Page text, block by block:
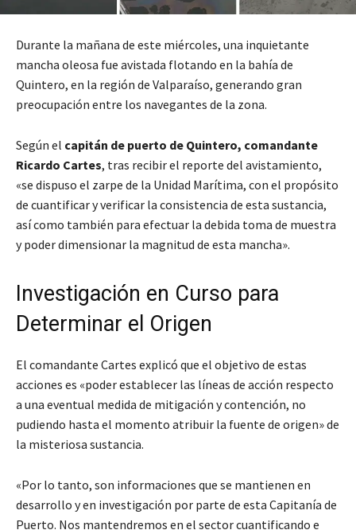
Durante la mañana de este miércoles, una inquietante
mancha oleosa fue avistada flotando en la bahía de
Quintero, en la región de Valparaíso, generando gran
preocupación entre los navegantes de la zona.
Según el capitán de puerto de Quintero, comandante
Ricardo Cartes, tras recibir el reporte del avistamiento,
«se dispuso el zarpe de la Unidad Marítima, con el propósito
de cuantificar y verificar la consistencia de esta sustancia,
así como también para efectuar la debida toma de muestra
y poder dimensionar la magnitud de esta mancha».
Investigación en Curso para
Determinar el Origen
El comandante Cartes explicó que el objetivo de estas
acciones es «poder establecer las líneas de acción respecto
a una eventual medida de mitigación y contención, no
pudiendo hasta el momento atribuir la fuente de origen» de
la misteriosa sustancia.
«Por lo tanto, son informaciones que se mantienen en
desarrollo y en investigación por parte de esta Capitanía de
Puerto. Nos mantendremos en el sector cuantificando e